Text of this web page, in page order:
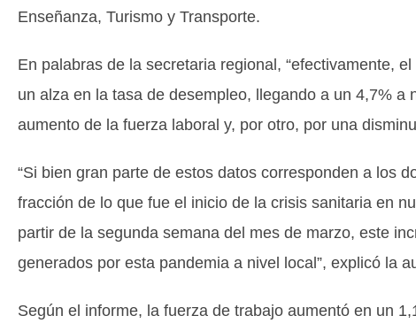
Enseñanza, Turismo y Transporte.
En palabras de la secretaria regional, “efectivamente,
un alza en la tasa de desempleo, llegando a un 4,7%
aumento de la fuerza laboral y, por otro, por una
“Si bien gran parte de estos datos corresponden a los
fracción de lo que fue el inicio de la crisis sanitaria en
partir de la segunda semana del mes de marzo, este
generados por esta pandemia a nivel local”, explicó la
Según el informe, la fuerza de trabajo aumentó en un